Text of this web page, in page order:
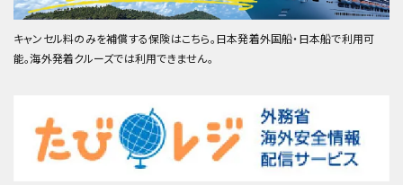
キャンセル料のみを補償する保険はこちら。日本発着外国船・日本船で利用可
能。海外発着クルーズでは利用できません。